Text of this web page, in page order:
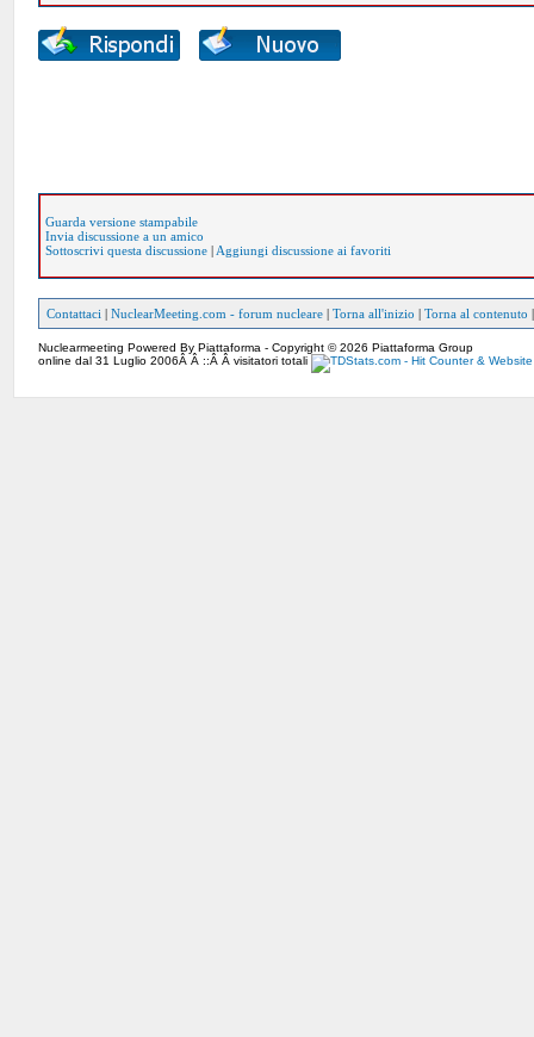
Guarda versione stampabile
Invia discussione a un amico
Sottoscrivi questa discussione | Aggiungi discussione ai favoriti
Contattaci |NuclearMeeting.com - forum nucleare |Torna all'inizio |Torna al contenuto
Nuclearmeeting Powered By Piattaforma - Copyright © 2026 Piattaforma Group
online dal 31 Luglio 2006Â Â ::Â Â visitatori totali